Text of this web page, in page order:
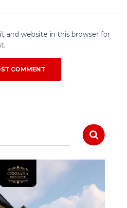
and website in this browser for